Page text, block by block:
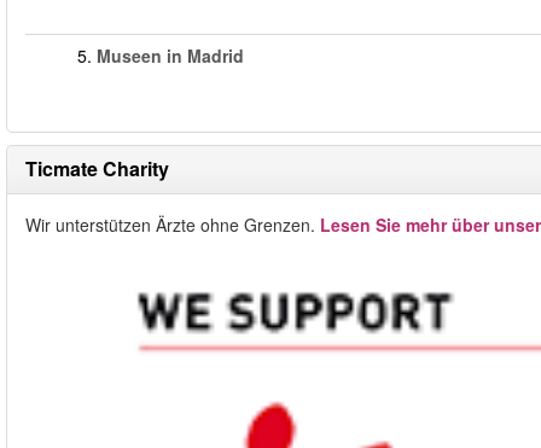
5. Museen in Madrid
Ticmate Charity
Wir unterstützen Ärzte ohne Grenzen. Lesen Sie mehr über